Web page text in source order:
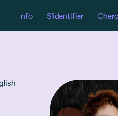
Info S'identifier